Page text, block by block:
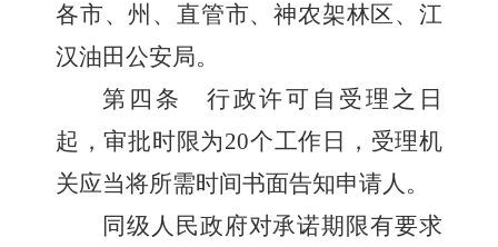
各市、州、直管市、神农架林区、江
汉油田公安局。
第四条
行政许可自受理之日
起，审批时限为20个工作日，受理机
关应当将所需时间书面告知申请人。
同级人民政府对承诺期限有要求